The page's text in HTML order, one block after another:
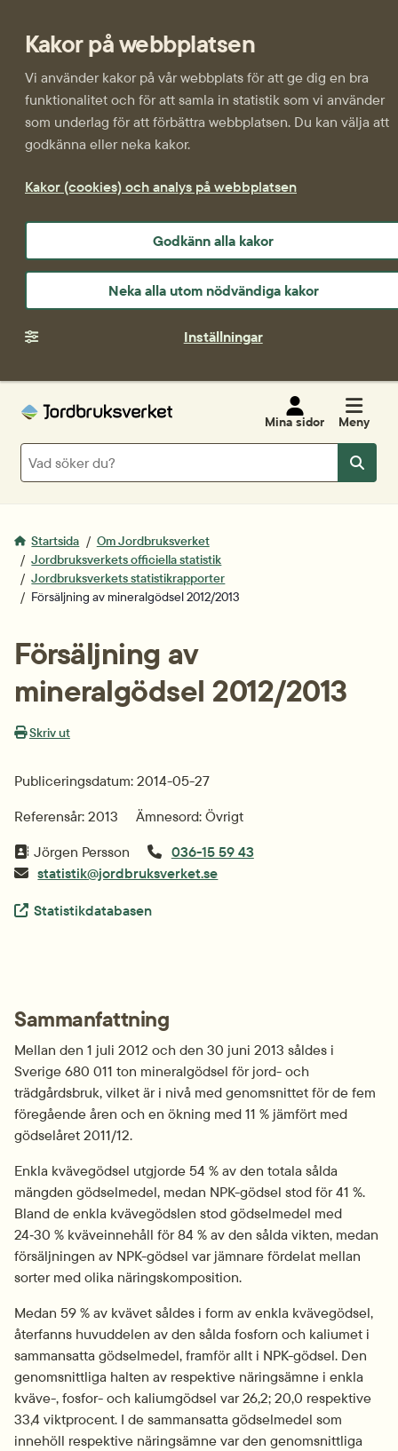
Kakor på webbplatsen
Vi använder kakor på vår webbplats för att ge dig en bra
funktionalitet och för att samla in statistik som vi använder
som underlag för att förbättra webbplatsen. Du kan välja att
godkänna eller neka kakor.
Kakor (cookies) och analys på webbplatsen
Godkänn alla kakor
Neka alla utom nödvändiga kakor
Inställningar
Mina sidor Meny
Sök
Sök
Startsida
Om Jordbruksverket
Jordbruksverkets officiella statistik
Jordbruksverkets statistikrapporter
Försäljning av mineralgödsel 2012/2013
Försäljning av
mineralgödsel 2012/2013
Skriv ut
Publiceringsdatum: 2014-05-27
Referensår: 2013
Ämnesord: Övrigt
Jörgen Persson
036-15 59 43
statistik@jordbruksverket.se
Extern länk.
Statistikdatabasen
Sammanfattning
Mellan den 1 juli 2012 och den 30 juni 2013 såldes i
Sverige 680 011 ton mineralgödsel för jord- och
trädgårdsbruk, vilket är i nivå med genomsnittet för de fem
föregående åren och en ökning med 11 % jämfört med
gödselåret 2011/12.
Enkla kvävegödsel utgjorde 54 % av den totala sålda
mängden gödselmedel, medan NPK-gödsel stod för 41 %.
Bland de enkla kvävegödslen stod gödselmedel med
24‑30 % kväveinnehåll för 84 % av den sålda vikten, medan
försäljningen av NPK-gödsel var jämnare fördelat mellan
sorter med olika näringskomposi­tion.
Medan 59 % av kvävet såldes i form av enkla kvävegödsel,
återfanns huvuddelen av den sålda fosforn och kaliumet i
sammansatta gödselmedel, framför allt i NPK-gödsel. Den
genomsnittliga halten av respektive näringsämne i enkla
kväve-, fosfor- och kaliumgödsel var 26,2; 20,0 respektive
33,4 viktprocent. I de sammansatta gödselmedel som
innehöll respektive näringsämne var den genomsnittliga